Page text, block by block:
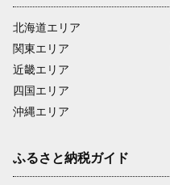
北海道エリア
関東エリア
近畿エリア
四国エリア
沖縄エリア
ふるさと納税ガイド